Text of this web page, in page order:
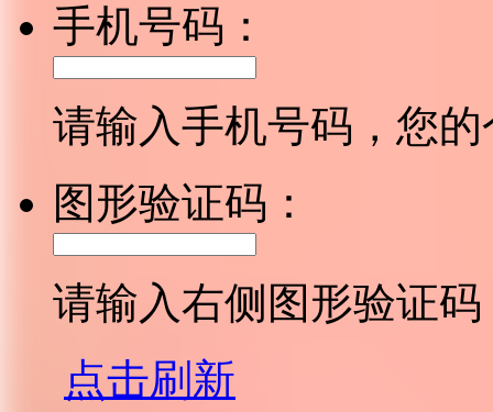
手机号码：
请输入手机号码，您
图形验证码：
请输入右侧图形验证码
点击刷新